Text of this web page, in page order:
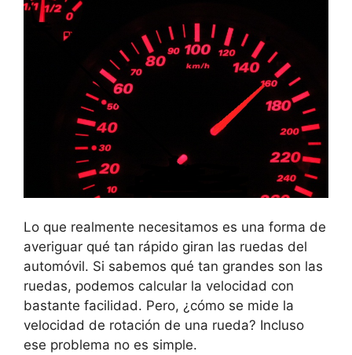
Lo que realmente necesitamos es una forma de
averiguar qué tan rápido giran las ruedas del
automóvil. Si sabemos qué tan grandes son las
ruedas, podemos calcular la velocidad con
bastante facilidad. Pero, ¿cómo se mide la
velocidad de rotación de una rueda? Incluso
ese problema no es simple.